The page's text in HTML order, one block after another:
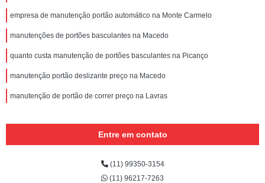
empresa de manutenção portão automático na Monte Carmelo
manutenções de portões basculantes na Macedo
quanto custa manutenção de portões basculantes na Picanço
manutenção portão deslizante preço na Macedo
manutenção de portão de correr preço na Lavras
Entre em contato
(11) 99350-3154
(11) 96217-7263